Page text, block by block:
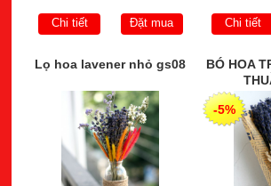
Chi tiết Đặt mua Chi tiết
Lọ hoa lavener nhỏ gs08
BÓ HOA
-5%